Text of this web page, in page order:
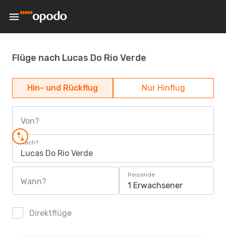
Flüge nach Lucas Do Rio Verde
Hin- und Rückflug Nur Hinflug
Von?
Nach?
Lucas Do Rio Verde
Wann?
Reisende
1 Erwachsener
Direktflüge